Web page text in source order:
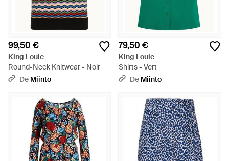
99,50 €
King Louie
Round-Neck Knitwear - Noir
De Miinto
79,50 €
King Louie
Shirts - Vert
De Miinto